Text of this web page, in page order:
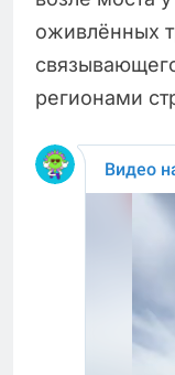
оживлённых
регионами